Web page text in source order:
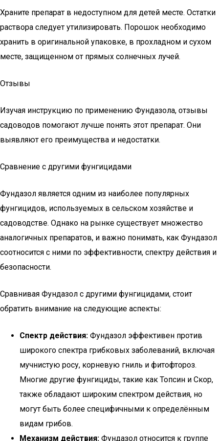
Храните препарат в недоступном для детей месте. Остатки
раствора следует утилизировать. Порошок необходимо
хранить в оригинальной упаковке, в прохладном и сухом
месте, защищенном от прямых солнечных лучей.
Отзывы
Изучая инструкцию по применению Фундазола, отзывы
садоводов помогают лучше понять этот препарат. Они
выявляют его преимущества и недостатки.
Сравнение с другими фунгицидами
Фундазол является одним из наиболее популярных
фунгицидов, используемых в сельском хозяйстве и
садоводстве. Однако на рынке существует множество
аналогичных препаратов, и важно понимать, как Фундазол
соотносится с ними по эффективности, спектру действия и
безопасности.
Сравнивая Фундазол с другими фунгицидами, стоит
обратить внимание на следующие аспекты:
Спектр действия: Фундазол эффективен против
широкого спектра грибковых заболеваний, включая
мучнистую росу, корневую гниль и фитофтороз.
Многие другие фунгициды, такие как Топсин и Скор,
также обладают широким спектром действия, но
могут быть более специфичными к определённым
видам грибов.
Механизм действия: Фундазол относится к группе